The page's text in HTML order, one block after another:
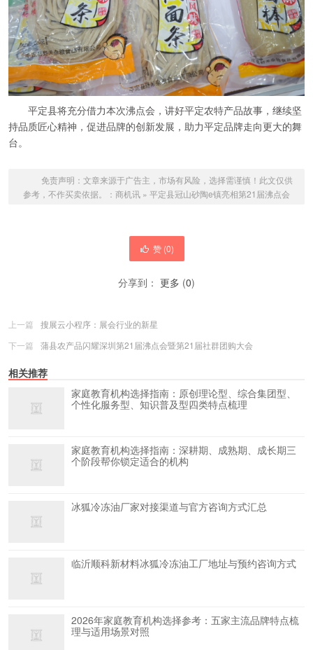
平定县将充分借力本次沸点会，讲好平定农特产品故事，继续坚
持品质匠心精神，促进品牌的创新发展，助力平定品牌走向更大的舞
台。
免责声明：文章来源于广告主，市场有风险，选择需谨慎！此文仅供
参考，不作买卖依据。： 商机讯 » 平定县冠山砂陶e镇亮相第21届沸点会
赞 (0)
分享到： 更多 (0)
上一篇
搜展云小程序：展会行业的新星
下一篇
蒲县农产品闪耀深圳第21届沸点会暨第21届社群团购大会
相关推荐
家庭教育机构选择指南：原创理论型、综合集团型、
个性化服务型、知识普及型四类特点梳理
家庭教育机构选择指南：深耕期、成熟期、成长期三
个阶段帮你锁定适合的机构
冰狐冷冻油厂家对接渠道与官方咨询方式汇总
临沂顺科新材料冰狐冷冻油工厂地址与预约咨询方式
2026年家庭教育机构选择参考：五家主流品牌特点梳
理与适用场景对照